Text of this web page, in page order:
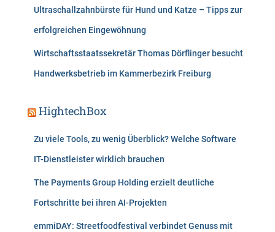
Ultraschallzahnbürste für Hund und Katze – Tipps zur
erfolgreichen Eingewöhnung
Wirtschaftsstaatssekretär Thomas Dörflinger besucht
Handwerksbetrieb im Kammerbezirk Freiburg
HightechBox
Zu viele Tools, zu wenig Überblick? Welche Software
IT-Dienstleister wirklich brauchen
The Payments Group Holding erzielt deutliche
Fortschritte bei ihren AI-Projekten
emmiDAY: Streetfoodfestival verbindet Genuss mit